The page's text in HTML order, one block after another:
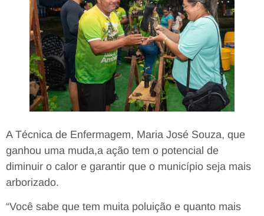
A Técnica de Enfermagem, Maria José Souza, que
ganhou uma muda,a ação tem o potencial de
diminuir o calor e garantir que o município seja mais
arborizado.
“Você sabe que tem muita poluição e quanto mais